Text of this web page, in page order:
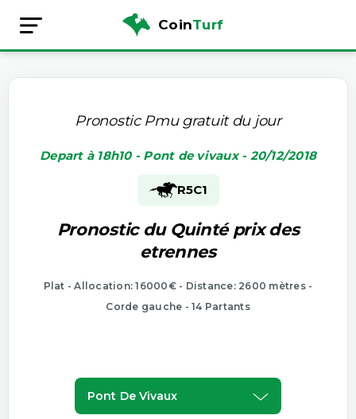
CoinTurf
Pronostic Pmu gratuit du jour
Depart à 18h10 - Pont de vivaux - 20/12/2018
R5C1
Pronostic du Quinté prix des
etrennes
Plat - Allocation: 16000€ - Distance: 2600 mètres -
Corde gauche - 14 Partants
Pont De Vivaux